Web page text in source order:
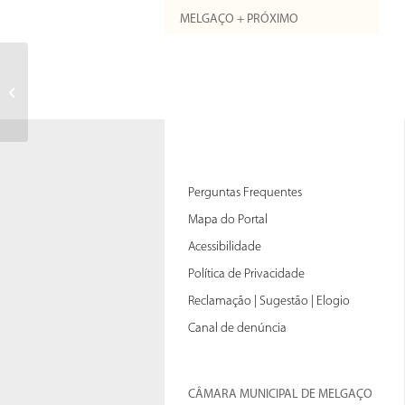
MELGAÇO + PRÓXIMO
Perguntas Frequentes
Mapa do Portal
Acessibilidade
Política de Privacidade
Reclamação | Sugestão | Elogio
Canal de denúncia
CÂMARA MUNICIPAL DE MELGAÇO